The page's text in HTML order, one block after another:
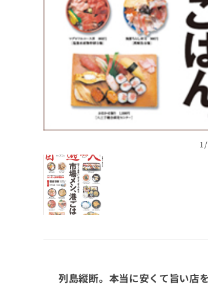
1
列島縦断。本当に安くて旨い店